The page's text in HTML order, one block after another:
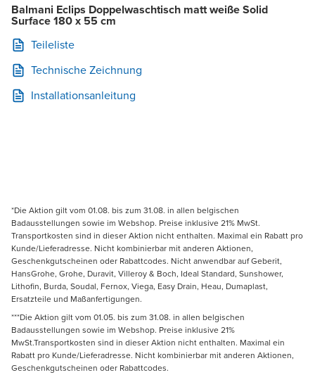
Balmani Eclips Doppelwaschtisch matt weiße Solid
Surface 180 x 55 cm
Teileliste
Technische Zeichnung
Installationsanleitung
*Die Aktion gilt vom 01.08. bis zum 31.08. in allen belgischen
Badausstellungen sowie im Webshop. Preise inklusive 21% MwSt.
Transportkosten sind in dieser Aktion nicht enthalten. Maximal ein Rabatt pro
Kunde/Lieferadresse. Nicht kombinierbar mit anderen Aktionen,
Geschenkgutscheinen oder Rabattcodes. Nicht anwendbar auf Geberit,
HansGrohe, Grohe, Duravit, Villeroy & Boch, Ideal Standard, Sunshower,
Lithofin, Burda, Soudal, Fernox, Viega, Easy Drain, Heau, Dumaplast,
Ersatzteile und Maßanfertigungen.
***Die Aktion gilt vom 01.05. bis zum 31.08. in allen belgischen
Badausstellungen sowie im Webshop. Preise inklusive 21%
MwSt.Transportkosten sind in dieser Aktion nicht enthalten. Maximal ein
Rabatt pro Kunde/Lieferadresse. Nicht kombinierbar mit anderen Aktionen,
Geschenkgutscheinen oder Rabattcodes.